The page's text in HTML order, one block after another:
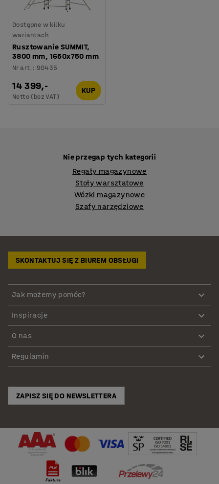
Dostępne w kilku
wariantach
Rusztowanie SUMMIT,
3800 mm, 1650x750 mm
Nr art. : 90435
14 399,-
Netto (bez VAT)
KUP
Nie przegap tych kategorii
Regały magazynowe
Stoły warsztatowe
Wózki magazynowe
Szafy narzędziowe
SKONTAKTUJ SIĘ Z BIUREM OBSŁUGI
Jak możemy pomóc?
Inspiracje
O nas
Regulamin
ZAPISZ SIĘ DO NEWSLETTERA